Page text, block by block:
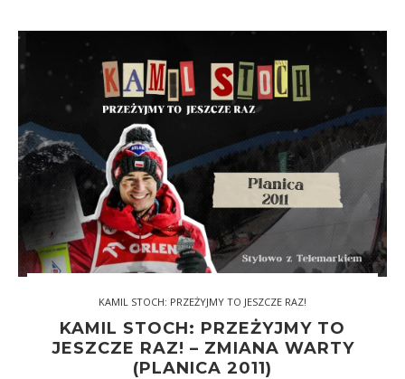
KAMIL STOCH: PRZEŻYJMY TO JESZCZE RAZ!
KAMIL STOCH: PRZEŻYJMY TO
JESZCZE RAZ! – ZMIANA WARTY
(PLANICA 2011)